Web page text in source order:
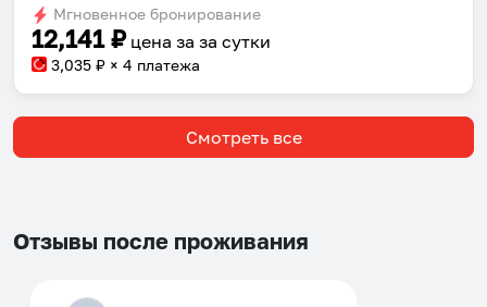
changing
dates.
changing
dates.
Мгновенное бронирование
12,141₽ цена за за сутки
3,035 ₽ × 4 платежа
Смотреть все
Отзывы после проживания